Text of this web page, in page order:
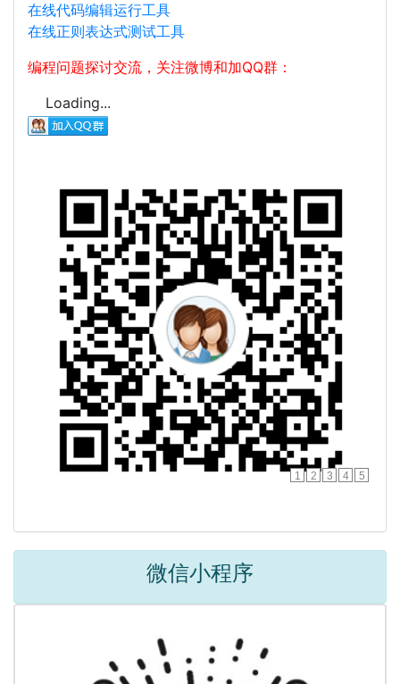
在线代码编辑运行工具
在线正则表达式测试工具
编程问题探讨交流，关注微博和加QQ群：
Loading...
1 2 3 4 5
微信小程序